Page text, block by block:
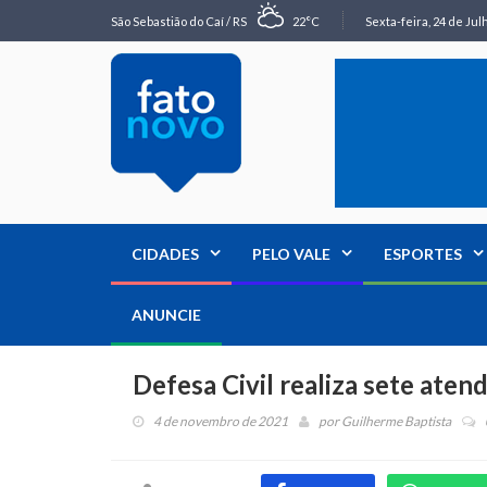
São Sebastião do Caí / RS 22°C Sexta-feira, 24 de
CIDADES PELO VALE ESPORTES
ANUNCIE
Defesa Civil realiza sete
4 de novembro de 2021 porGuilherme Baptista